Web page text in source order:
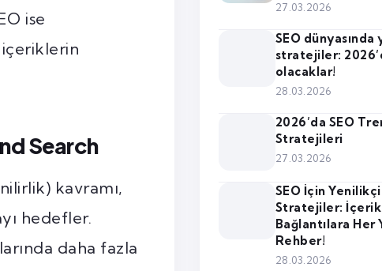
ise
içeriklerin
Search
kavramı,
hedefler.
daha fazla
27.03.2026
SEO
stratejiler:
olacaklar!
28.03.2026
2026’da SEO
Stratejileri
27.03.2026
SEO İçin
Stratejiler:
Bağlantılara Her
Rehber!
28.03.2026